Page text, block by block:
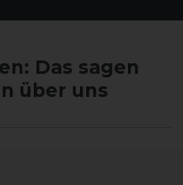
Das sagen
über uns